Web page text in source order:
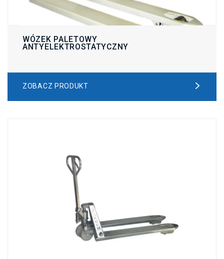
WÓZEK PALETOWY
ANTYELEKTROSTATYCZNY
ZOBACZ PRODUKT